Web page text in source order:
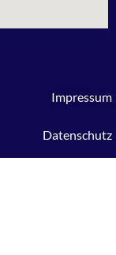
Impressum
Datenschutz